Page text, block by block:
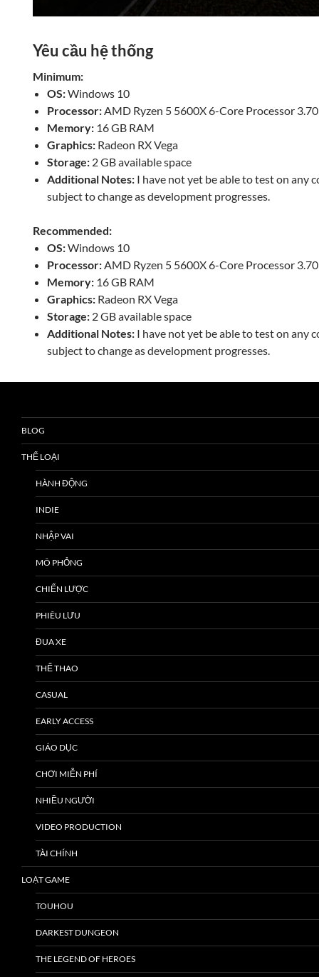
Yêu cầu hệ thống
Minimum:
OS:Windows 10
Processor: AMD Ryzen 5 5600X 6-Core Processor
Memory: 16 GB RAM
Graphics: Radeon RX Vega
Storage: 2 GB available space
Additional Notes: I have not yet be able to test on any
subject to change as development progresses.
Recommended:
OS:Windows 10
Processor: AMD Ryzen 5 5600X 6-Core Processor
Memory: 16 GB RAM
Graphics: Radeon RX Vega
Storage: 2 GB available space
Additional Notes: I have not yet be able to test on any
subject to change as development progresses.
BLOG
THỂ LOẠI
HÀNH ĐỘNG
INDIE
NHẬP VAI
MÔ PHỎNG
CHIẾN LƯỢC
PHIÊU LƯU
ĐUA XE
THỂ THAO
CASUAL
EARLY ACCESS
GIÁO DỤC
CHƠI MIỄN PHÍ
NHIỀU NGƯỜI
VIDEO PRODUCTION
TÀI CHÍNH
LOẠT GAME
TOUHOU
DARKEST DUNGEON
THE LEGEND OF HEROES